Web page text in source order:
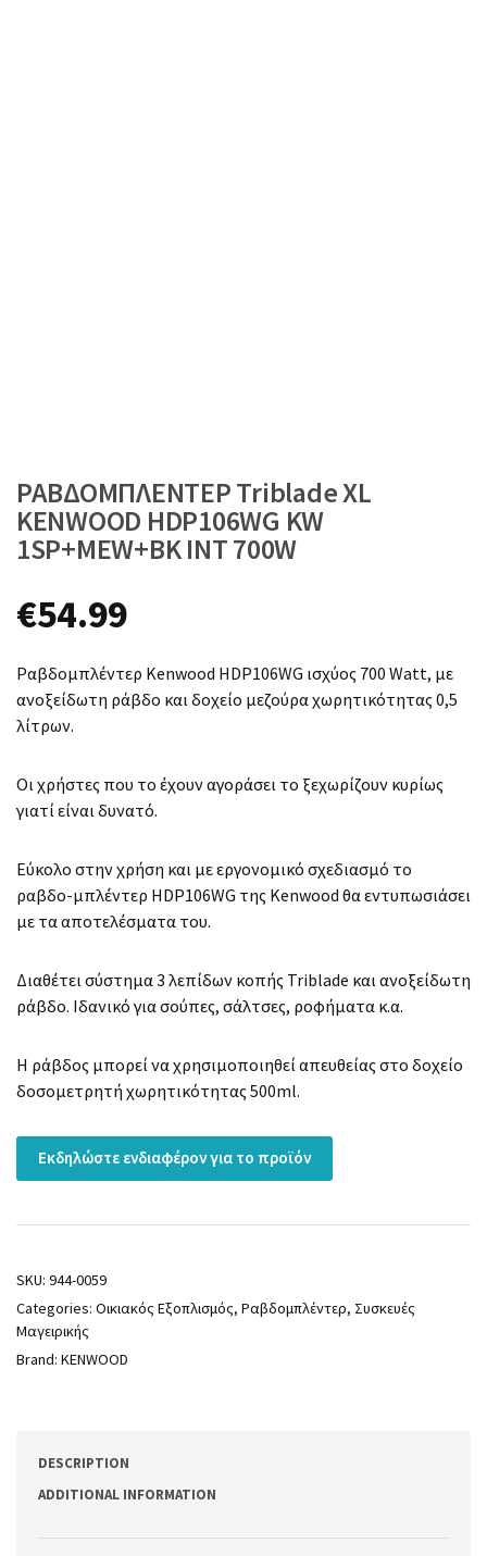
ΡΑΒΔΟΜΠΛΕΝΤΕΡ Triblade XL
KENWOOD HDP106WG KW
1SP+MEW+BK INT 700W
€54.99
Ραβδομπλέντερ Kenwood HDP106WG ισχύος 700 Watt, με
ανοξείδωτη ράβδο και δοχείο μεζούρα χωρητικότητας 0,5
λίτρων.
Οι χρήστες που το έχουν αγοράσει το ξεχωρίζουν κυρίως
γιατί είναι δυνατό.
Εύκολο στην χρήση και με εργονομικό σχεδιασμό το
ραβδο-μπλέντερ HDP106WG της Kenwood θα εντυπωσιάσει
με τα αποτελέσματα του.
Διαθέτει σύστημα 3 λεπίδων κοπής Triblade και ανοξείδωτη
ράβδο. Ιδανικό για σούπες, σάλτσες, ροφήματα κ.α.
Η ράβδος μπορεί να χρησιμοποιηθεί απευθείας στο δοχείο
δοσομετρητή χωρητικότητας 500ml.
Εκδηλώστε ενδιαφέρον για το προϊόν
SKU: 944-0059
Categories: Οικιακός Εξοπλισμός, Ραβδομπλέντερ, Συσκευές
Μαγειρικής
Brand: KENWOOD
DESCRIPTION
ADDITIONAL INFORMATION